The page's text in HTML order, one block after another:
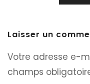
Laisser un
Votre adresse e-
champs